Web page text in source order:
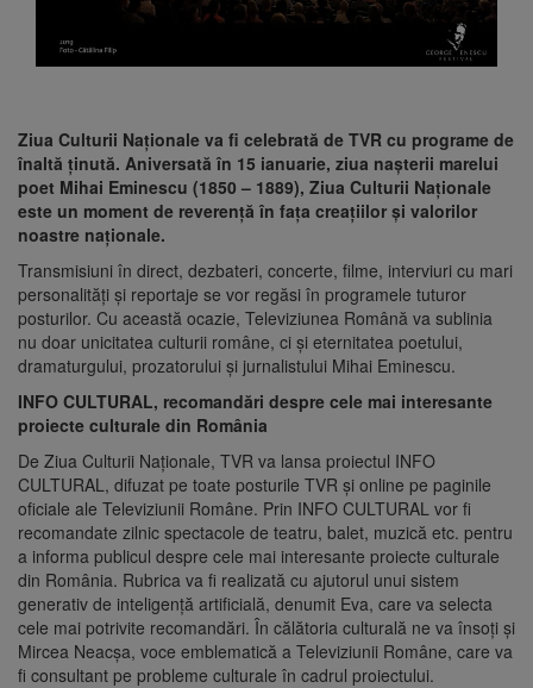
Ziua Culturii Naţionale va fi celebrată de TVR cu programe de
înaltă ţinută. Aniversată în 15 ianuarie, ziua nașterii marelui
poet Mihai Eminescu (1850 – 1889), Ziua Culturii Naţionale
este un moment de reverenţă în faţa creaţiilor şi valorilor
noastre naţionale.
Transmisiuni în direct, dezbateri, concerte, filme, interviuri cu mari
personalităţi şi reportaje se vor regăsi în programele tuturor
posturilor. Cu această ocazie, Televiziunea Română va sublinia
nu doar unicitatea culturii române, ci şi eternitatea poetului,
dramaturgului, prozatorului şi jurnalistului Mihai Eminescu.
INFO CULTURAL, recomandări despre cele mai interesante
proiecte culturale din România
De Ziua Culturii Naţionale, TVR va lansa proiectul INFO
CULTURAL, difuzat pe toate posturile TVR şi online pe paginile
oficiale ale Televiziunii Române. Prin INFO CULTURAL vor fi
recomandate zilnic spectacole de teatru, balet, muzică etc. pentru
a informa publicul despre cele mai interesante proiecte culturale
din România. Rubrica va fi realizată cu ajutorul unui sistem
generativ de inteligenţă artificială, denumit Eva, care va selecta
cele mai potrivite recomandări. În călătoria culturală ne va însoţi şi
Mircea Neacşa, voce emblematică a Televiziunii Române, care va
fi consultant pe probleme culturale în cadrul proiectului.